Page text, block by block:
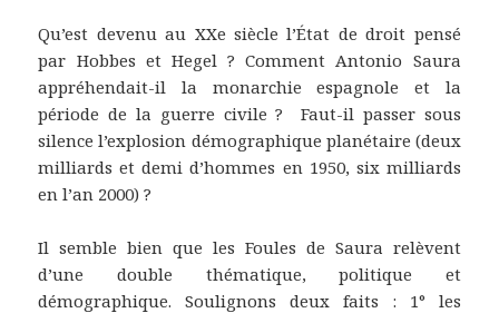
Qu’est devenu au XXe siècle l’État de droit pensé
par Hobbes et Hegel ? Comment Antonio Saura
appréhendait-il la monarchie espagnole et la
période de la guerre civile ? Faut-il passer sous
silence l’explosion démographique planétaire (deux
milliards et demi d’hommes en 1950, six milliards
en l’an 2000) ?
Il semble bien que les Foules de Saura relèvent
d’une double thématique, politique et
démographique. Soulignons deux faits : 1° les